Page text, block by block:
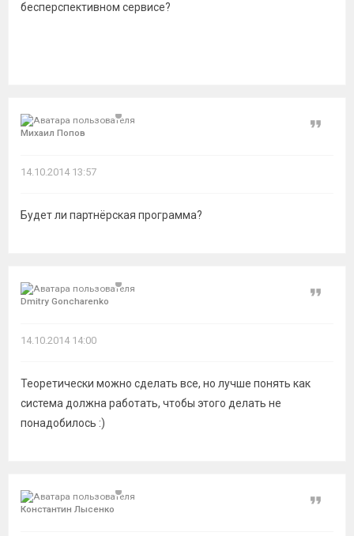
бесперспективном сервисе?
Михаил Попов
Цитата
14.10.2014 13:57
Будет ли партнёрская программа?
Dmitry Goncharenko
Цитата
14.10.2014 14:00
Теоретически можно сделать все, но лучше понять как
система должна работать, чтобы этого делать не
понадобилось :)
Константин Лысенко
Цитата